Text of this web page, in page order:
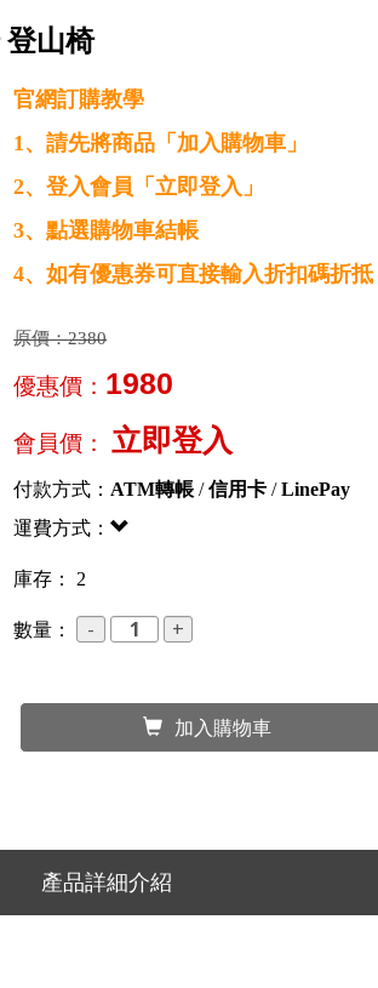
山椅
官網訂購教學
1、請先將商品「加入購物車」
2、登入會員「立即登入」
3、點選購物車結帳
4、如有優惠券可直接輸入折扣碼折抵
原價：2380
優惠價： 1980
會員價：立即登入
付款方式： ATM轉帳 /信用卡 /LinePay
運費方式：
庫存： 2
數量：
加入購物車
產品詳細介紹